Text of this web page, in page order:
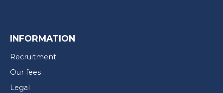
INFORMATION
Recruitment
Our fees
Legal